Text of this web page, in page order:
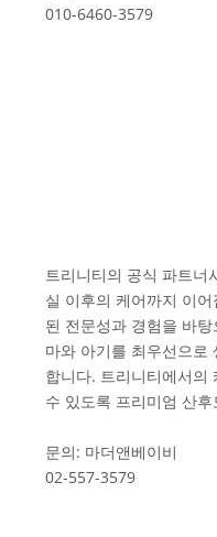
010-6460-3579
트리니티의 공식 파트너
실 이후의 케어까지 이
된 전문성과 경험을 바
마와 아기를 최우선으로
합니다. 트리니티에서의
수 있도록 프리미엄 산
문의: 마더앤베이비
02-557-3579